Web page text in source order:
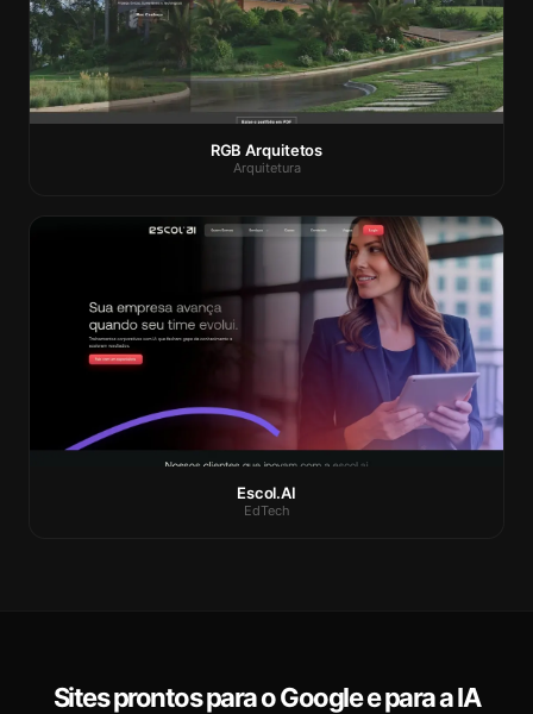
RGB Arquitetos
Arquitetura
Escol.AI
EdTech
Sites prontos para o Google e para a IA